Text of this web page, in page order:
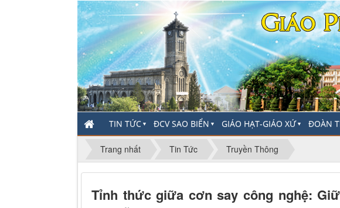
TIN TỨC ▼ ĐCV SAO BIỂN ▼ GIÁO HẠT-GIÁO XỨ▼ ĐOÀN
Trang nhất Tin Tức Truyền Thông
Tỉnh thức giữa cơn say công nghệ: